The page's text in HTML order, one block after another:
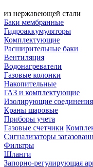
из нержавеющей стали
Баки мембранные
Гидроаккумуляторы
Комплектующие
Расширительные баки
Вентиляция
Водонагреватели
Газовые колонки
Накопительные
ГАЗ и комплектующие
Изолирующие соединения
Краны шаровые
Приборы учета
Газовые счетчики
Сигнализаторы
Фильтры
Шланги
Запорно-регулирующая